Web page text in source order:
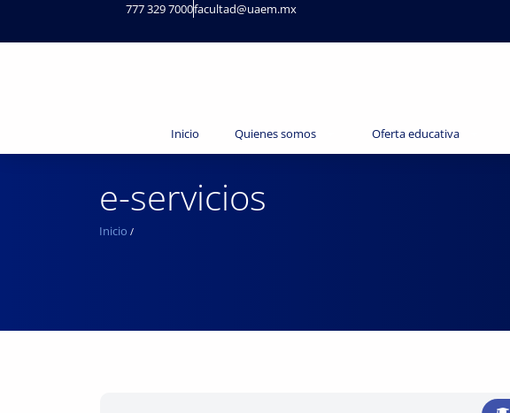
777 329 7000facultad@uaem.mx
Inicio Quienes somos Oferta educativa
e-servicios
Inicio /